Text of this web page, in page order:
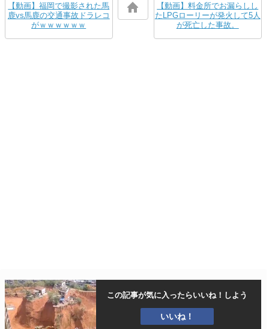
【動画】福岡で撮影された馬
鹿vs馬鹿の交通事故ドラレコ
がｗｗｗｗｗｗ
【動画】料金所でお漏らしし
たLPGローリーが発火して5人
が死亡した事故。
この記事が気に入ったらいいね！しよう
いいね！